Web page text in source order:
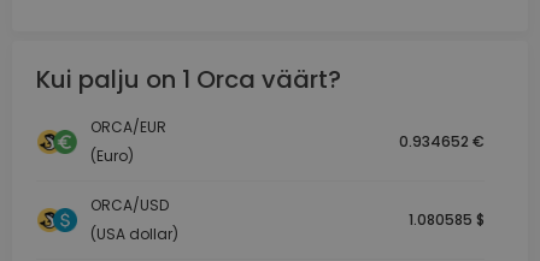
Kui palju on 1 Orca väärt?
ORCA/EUR
(Euro)
0.934652 €
ORCA/USD
(USA dollar)
1.080585 $